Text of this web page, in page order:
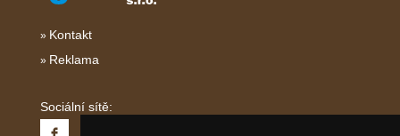
Kontakt
Reklama
Sociální sítě: